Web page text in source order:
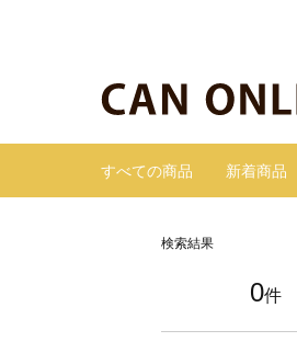
すべての商品 新着商品
検索結果
0件